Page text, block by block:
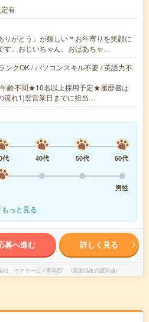
有
りがとう」が嬉しい＊お年寄りを笑顔に
す。おじいちゃん、おばあちゃ…
ンクOK / パソコンスキル不要 / 英語力不
齢不問★10名以上採用予定★履歴書は
流れ1)翌営業日までに担当…
代 40代 50代
60代
男性
もっと見る
募へ進む 詳しく見る
社 ケアサービス事業部 （医療福祉介護関連）